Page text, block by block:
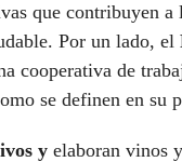
que contribuyen
Por un lado, el
cooperativa de
se definen en su
y elaboran vinos